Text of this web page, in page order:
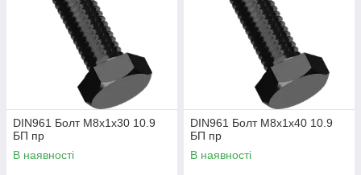
DIN961 Болт М8х1х30 10.9
БП пр
В наявності
DIN961 Болт М8х1х40 10.9
БП пр
В наявності